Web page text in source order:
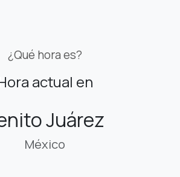
¿Qué hora es?
actual en
Juárez
México